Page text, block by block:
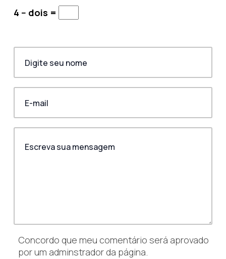
Concordo que meu comentário será aprovado
por um adminstrador da página.
4 − dois =